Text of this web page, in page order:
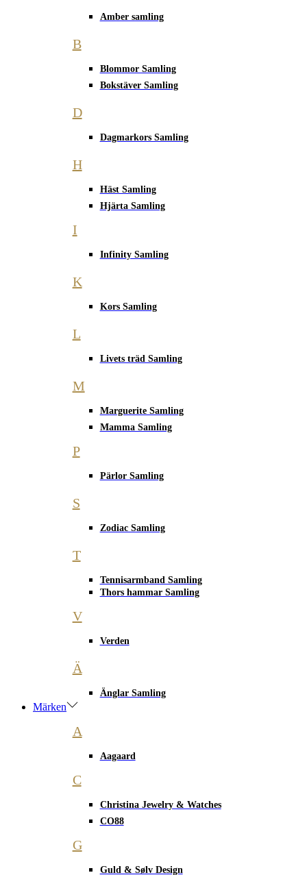
Amber samling
B
Blommor Samling
Bokstäver Samling
D
Dagmarkors Samling
H
Häst Samling
Hjärta Samling
I
Infinity Samling
K
Kors Samling
L
Livets träd Samling
M
Marguerite Samling
Mamma Samling
P
Pärlor Samling
S
Zodiac Samling
T
Tennisarmband Samling
Thors hammar Samling
V
Verden
Ä
Änglar Samling
Märken
A
Aagaard
C
Christina Jewelry & Watches
CO88
G
Guld & Sølv Design